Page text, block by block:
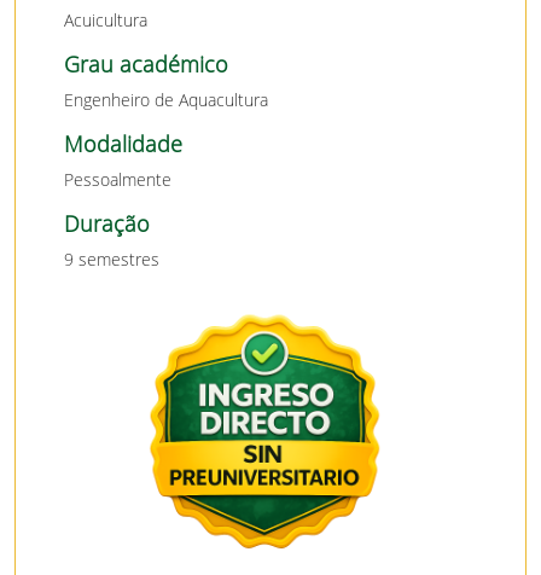
Acuicultura
Grau académico
Engenheiro de Aquacultura
Modalidade
Pessoalmente
Duração
9 semestres